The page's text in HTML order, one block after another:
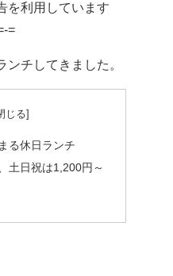
を利用しています
=
ンチしてきました。
る休日ランチ
土日祝は1,200円～